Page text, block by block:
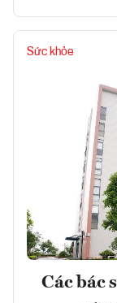
Sức khỏe
Các bác